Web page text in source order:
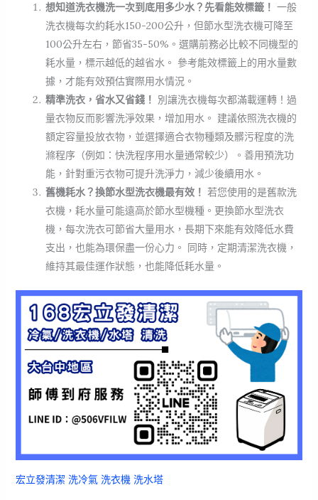
想知道洗衣機洗一次到底用多少水？先看能效標籤！ 一般
洗衣機每次約耗水150-200公升，但節水型洗衣機可降至
100公升左右，節省35-50%。選購前務必比較不同機型的
耗水量，標示越低的越省水。 參考能效標籤上的用水量數
據，才能有效預估實際用水情況。
精準洗衣，省水又省錢！ 別讓洗衣機每次都滿載運轉！過
量衣物反而影響洗淨效果，增加用水。 建議依照洗衣機的
額定容量投放衣物，並選擇適合衣物種類及髒污程度的洗
滌程序（例如：快洗程序用水量通常較少）。善用預洗功
能，針對重污衣物可提升洗淨力，減少後續用水。
舊機耗水？換節水型洗衣機最有效！ 若您使用的是舊款洗
衣機，耗水量可能遠高於節水型機種。更換節水型洗衣
機，每次洗衣可節省大量用水，長期下來能有效降低水費
支出，也能為環保盡一份心力。 同時，定期清潔洗衣機，
維持其最佳運作狀態，也能降低耗水量。
宏立發清潔 洗冷氣 洗衣機 洗水塔